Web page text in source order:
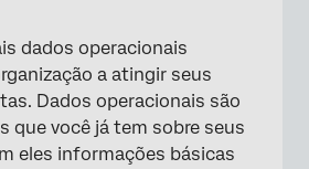
dados operacionais
a atingir seus
Dados operacionais são
que você já tem sobre seus
eles informações básicas